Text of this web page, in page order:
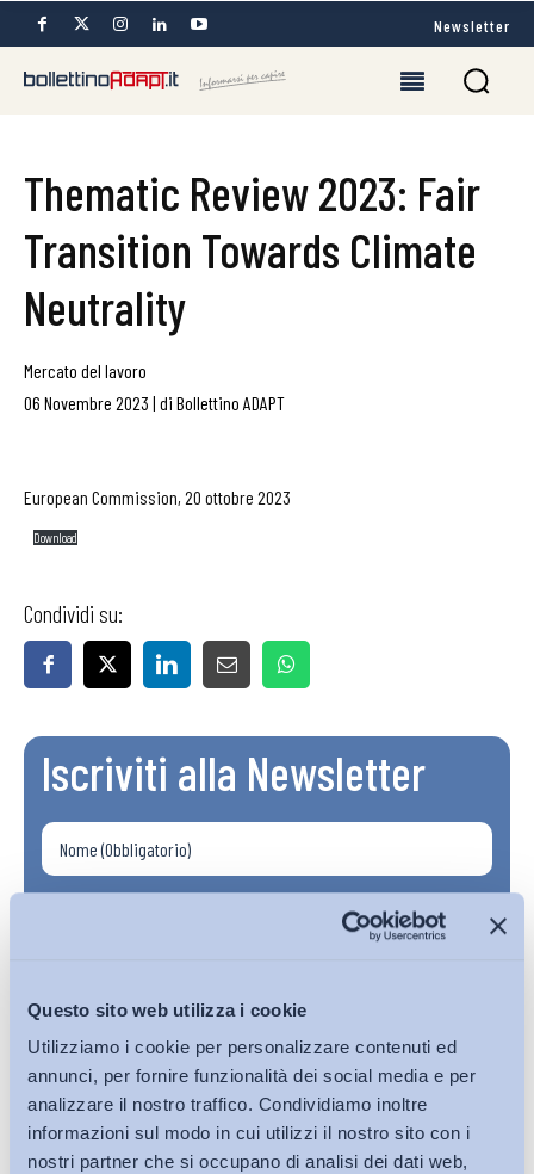
Questo sito web utilizza i cookie
Utilizziamo i cookie per personalizzare contenuti ed
annunci, per fornire funzionalità dei social media e per
analizzare il nostro traffico. Condividiamo inoltre
informazioni sul modo in cui utilizzi il nostro sito con i
nostri partner che si occupano di analisi dei dati web,
Newsletter
Thematic Review 2023: Fair
Transition Towards Climate
Neutrality
Mercato del lavoro
06 Novembre 2023 | di Bollettino ADAPT
European Commission, 20 ottobre 2023
Download
Condividi su:
Iscriviti alla Newsletter